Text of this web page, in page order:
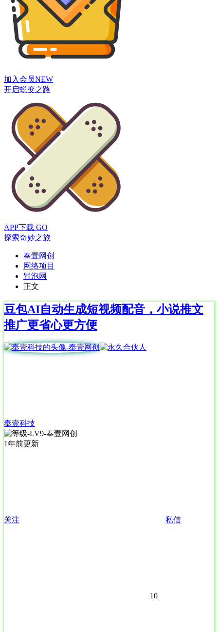
加入会员NEW
开启蜕变之路
APP下载 GO
探索奇妙之旅
奉壹网创
网络项目
冒泡网
正文
豆包AI自动生成短视频配音，小说推文
推广更省心更方便
奉壹科技
1年前更新
关注 私信
10